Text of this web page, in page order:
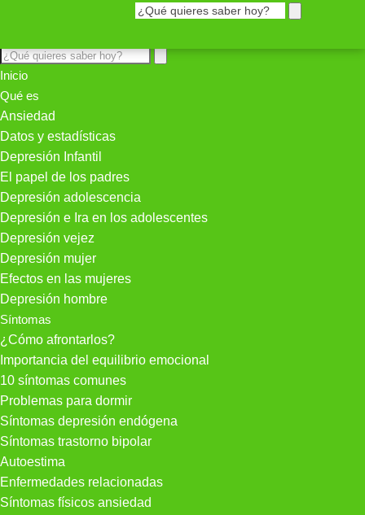
Inicio
Qué es
Ansiedad
Datos y estadísticas
Depresión Infantil
El papel de los padres
Depresión adolescencia
Depresión e Ira en los adolescentes
Depresión vejez
Depresión mujer
Efectos en las mujeres
Depresión hombre
Síntomas
¿Cómo afrontarlos?
Importancia del equilibrio emocional
10 síntomas comunes
Problemas para dormir
Síntomas depresión endógena
Síntomas trastorno bipolar
Autoestima
Enfermedades relacionadas
Síntomas físicos ansiedad